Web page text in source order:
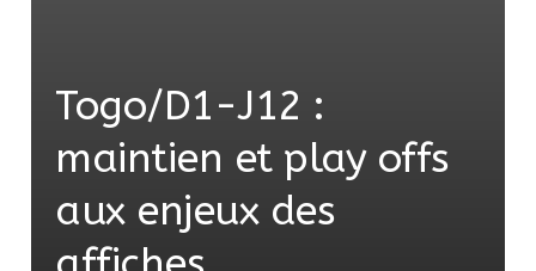
Togo/D1-J12 :
maintien et play offs
aux enjeux des